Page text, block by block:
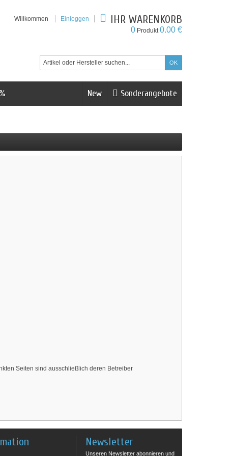
Willkommen Einloggen IHR WARENKORB
0 Produkt0.00 €
Sonderangebote
New
Seiten sind ausschließlich deren Betreiber
Newsletter
Unseren Newsletter abonnieren und